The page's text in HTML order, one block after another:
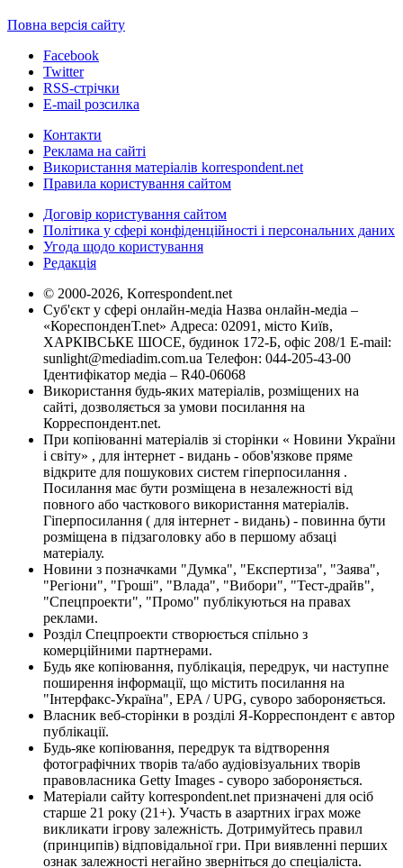
Повна версія сайту
Facebook
Twitter
RSS-стрічки
E-mail розсилка
Контакти
Реклама на сайті
Використання матеріалів korrespondent.net
Правила користування сайтом
Договір користування сайтом
Політика у сфері конфіденційності і персональних даних
Угода щодо користування
Редакція
© 2000-2026, Korrespondent.net
Суб'єкт у сфері онлайн-медіа Назва онлайн-медіа –
«КореспонденТ.net» Адреса: 02091, місто Київ,
ХАРКІВСЬКЕ ШОСЕ, будинок 172-Б, офіс 208/1 E-mail:
sunlight@mediadim.com.ua Телефон: 044-205-43-00
Ідентифікатор медіа – R40-06068
Використання будь-яких матеріалів, розміщених на
сайті, дозволяється за умови посилання на
Корреспондент.net.
При копіюванні матеріалів зі сторінки « Новини України
і світу» , для інтернет - видань - обов'язкове пряме
відкрите для пошукових систем гіперпосилання .
Посилання має бути розміщена в незалежності від
повного або часткового використання матеріалів.
Гіперпосилання ( для інтернет - видань) - повинна бути
розміщена в підзаголовку або в першому абзаці
матеріалу.
Новини з позначками "Думка", "Експертиза", "Заява",
"Регіони", "Гроші", "Влада", "Вибори", "Тест-драйв",
"Спецпроекти", "Промо" публікуються на правах
реклами.
Розділ Спецпроекти створюється спільно з
комерційними партнерами.
Будь яке копіювання, публікація, передрук, чи наступне
поширення інформації, що містить посилання на
"Інтерфакс-Україна", EPA / UPG, суворо забороняється.
Власник веб-сторінки в розділі Я-Корреспондент є автор
публікації.
Будь-яке копіювання, передрук та відтворення
фотографічних творів та/або аудіовізуальних творів
правовласника Getty Images - суворо забороняється.
Матеріали сайту korrespondent.net призначені для осіб
старше 21 року (21+). Участь в азартних іграх може
викликати ігрову залежність. Дотримуйтесь правил
(принципів) відповідальної гри. При виявленні перших
ознак залежності негайно зверніться до спеціаліста.